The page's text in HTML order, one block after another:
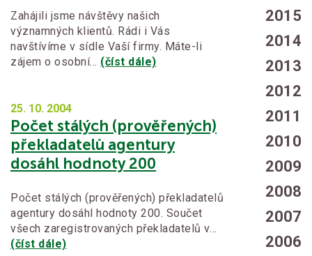
Zahájili jsme návštěvy našich
významných klientů. Rádi i Vás
navštívíme v sídle Vaší firmy. Máte-li
zájem o osobní… (číst dále)
25. 10. 2004
Počet stálých (prověřených)
překladatelů agentury
dosáhl hodnoty 200
Počet stálých (prověřených) překladatelů
agentury dosáhl hodnoty 200. Součet
všech zaregistrovaných překladatelů v…
(číst dále)
2015
2014
2013
2012
2011
2010
2009
2008
2007
2006